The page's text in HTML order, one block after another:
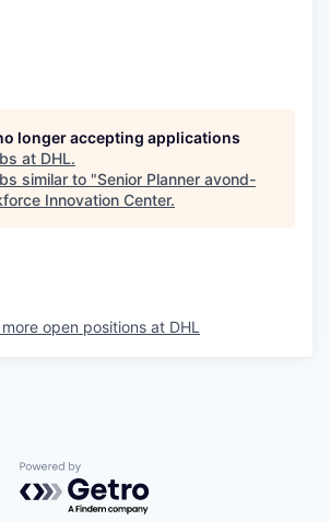
longer accepting applications
at DHL.
similar to "Senior Planner avond-
Innovation Center.
more open positions at DHL
Powered by Getro.com